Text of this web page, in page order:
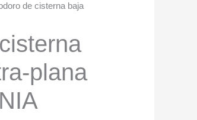
de cisterna baja
plana